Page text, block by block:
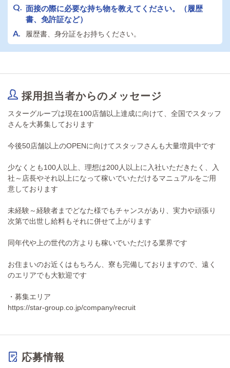
面接の際に必要な持ち物を教えてください。（履歴
書、免許証など）
履歴書、身分証をお持ちください。
採用担当者からのメッセージ
スターグループは現在100店舗以上達成に向けて、全国でスタッフ
さんを大募集しております
今後50店舗以上のOPENに向けてスタッフさんも大量増員中です
少なくとも100人以上、理想は200人以上に入社いただきたく、入
社～店長やそれ以上になって稼いでいただけるマニュアルをご用
意しております
未経験～経験者までどなた様でもチャンスがあり、実力や頑張り
次第で出世し給料もそれに併せて上がります
同年代や上の世代の方よりも稼いでいただける業界です
お住まいのお近くはもちろん、寮も完備しておりますので、遠く
のエリアでも大歓迎です
・募集エリア
https://star-group.co.jp/company/recruit
応募情報